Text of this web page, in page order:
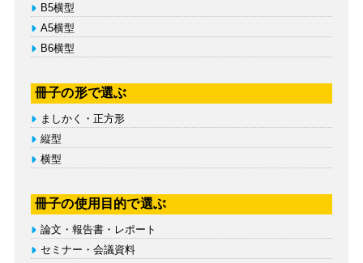
B5横型
A5横型
B6横型
冊子の形で選ぶ
ましかく・正方形
縦型
横型
冊子の使用目的で選ぶ
論文・報告書・レポート
セミナー・会議資料